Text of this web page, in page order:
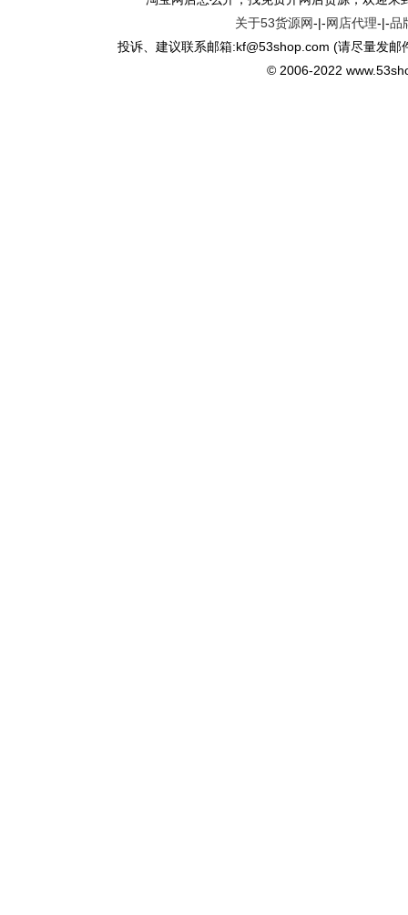
关于53货源网-|-网店代理-|-品
投诉、建议联系邮箱:kf@53shop.com (请尽量发
© 2006-2022